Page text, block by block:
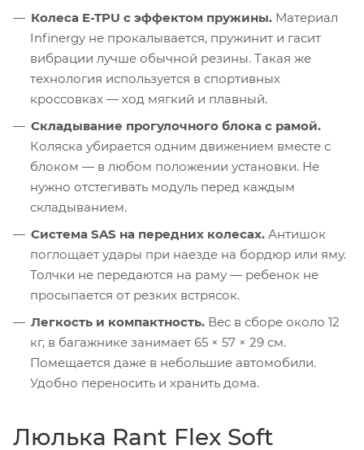
Колеса E-TPU с эффектом пружины. Материал
Infinergy не прокалывается, пружинит и гасит
вибрации лучше обычной резины. Такая же
технология используется в спортивных
кроссовках — ход мягкий и плавный.
Складывание прогулочного блока с рамой.
Коляска убирается одним движением вместе с
блоком — в любом положении установки. Не
нужно отстегивать модуль перед каждым
складыванием.
Система SAS на передних колесах. Антишок
поглощает удары при наезде на бордюр или яму.
Толчки не передаются на раму — ребенок не
просыпается от резких встрясок.
Легкость и компактность. Вес в сборе около 12
кг, в багажнике занимает 65 × 57 × 29 см.
Помещается даже в небольшие автомобили.
Удобно переносить и хранить дома.
Люлька Rant Flex Soft